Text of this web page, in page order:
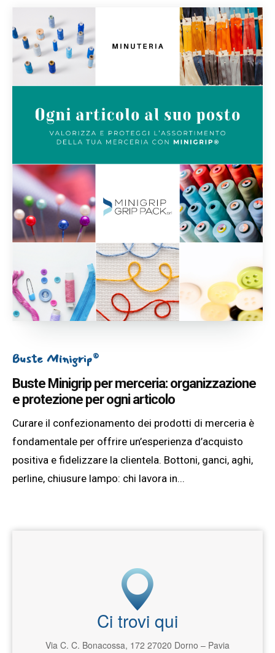
Buste Minigrip®
Buste Minigrip per merceria: organizzazione
e protezione per ogni articolo
Curare il confezionamento dei prodotti di merceria è
fondamentale per offrire un’esperienza d’acquisto
positiva e fidelizzare la clientela. Bottoni, ganci, aghi,
perline, chiusure lampo: chi lavora in...
Ci trovi qui
Via C. C. Bonacossa, 172 27020 Dorno – Pavia